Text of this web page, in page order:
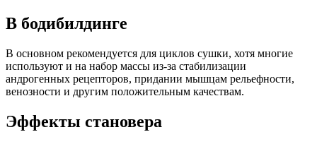
В бодибилдинге
В основном рекомендуется для циклов сушки, хотя многие
используют и на набор массы из-за стабилизации
андрогенных рецепторов, придании мышцам рельефности,
венозности и другим положительным качествам.
Эффекты становера